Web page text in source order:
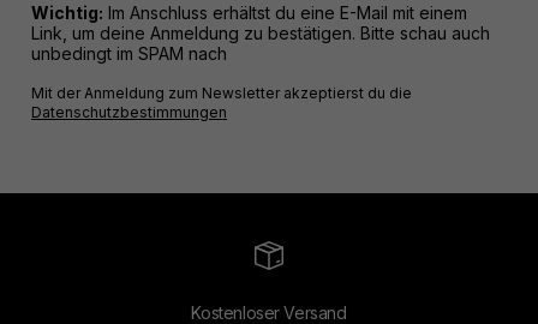
Wichtig: Im Anschluss erhältst du eine E-Mail mit einem
Link, um deine Anmeldung zu bestätigen. Bitte schau auch
unbedingt im SPAM nach
Mit der Anmeldung zum Newsletter akzeptierst du die
Datenschutzbestimmungen
Kostenloser Versand